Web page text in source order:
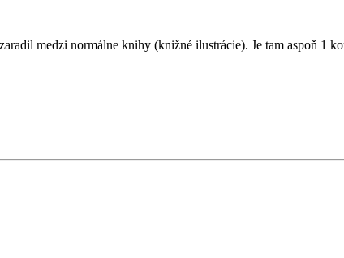
medzi normálne knihy (knižné ilustrácie). Je tam aspoň 1